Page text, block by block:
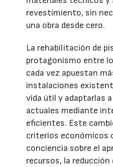
revestimiento, sin
una obra desde cero.
La rehabilitación de
protagonismo entre
cada vez apuestan
instalaciones
vida útil y adaptarlas
actuales mediante
eficientes. Este
criterios económicos
conciencia sobre el
recursos, la reducción